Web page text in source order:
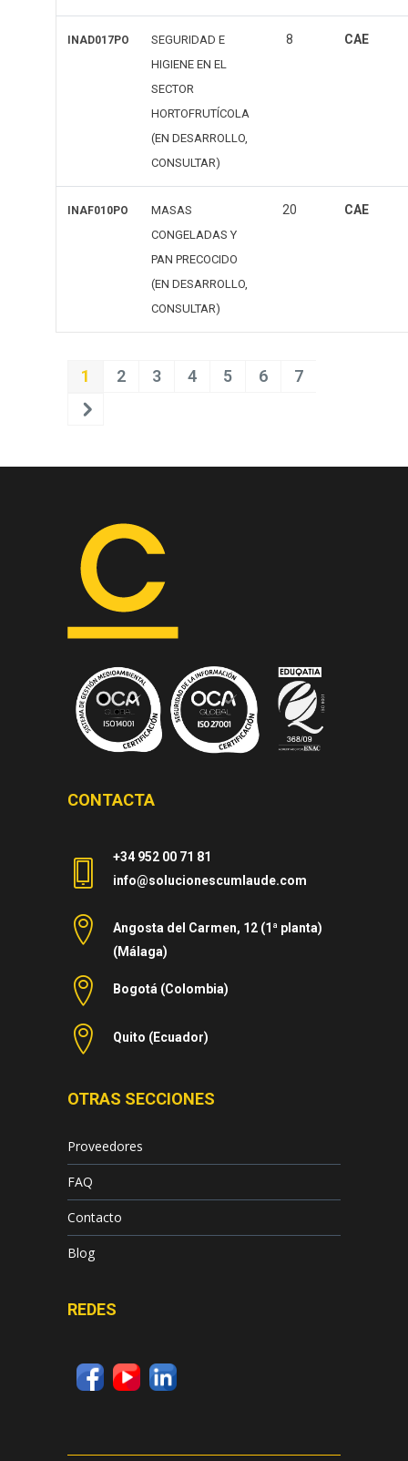
INAD017PO
SEGURIDAD E
HIGIENE EN EL
SECTOR
HORTOFRUTÍCOLA
(EN DESARROLLO,
CONSULTAR)
8 CAE
INAF010PO
MASAS
CONGELADAS Y
PAN PRECOCIDO
(EN DESARROLLO,
CONSULTAR)
20 CAE
1 2 3 4 5 6 7
CONTACTA
+34 952 00 71 81
info@solucionescumlaude.com
Angosta del Carmen, 12 (1ª planta)
(Málaga)
Bogotá (Colombia)
Quito (Ecuador)
OTRAS SECCIONES
Proveedores
FAQ
Contacto
Blog
REDES